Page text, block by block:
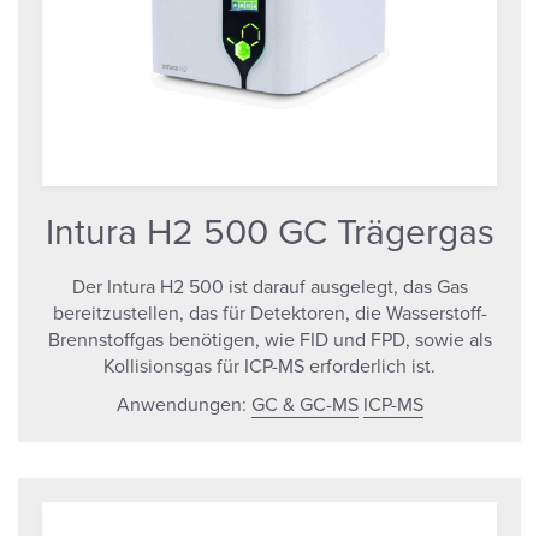
Intura H2 500 GC Trägergas
Der Intura H2 500 ist darauf ausgelegt, das Gas
bereitzustellen, das für Detektoren, die Wasserstoff-
Brennstoffgas benötigen, wie FID und FPD, sowie als
Kollisionsgas für ICP-MS erforderlich ist.
Anwendungen: GC & GC-MS ICP-MS